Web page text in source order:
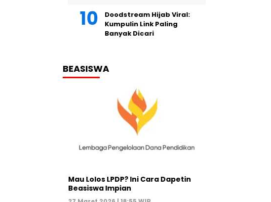
Doodstream Hijab Viral:
Kumpulin Link Paling
Banyak Dicari
BEASISWA
Mau Lolos LPDP? Ini Cara Dapetin
Beasiswa Impian